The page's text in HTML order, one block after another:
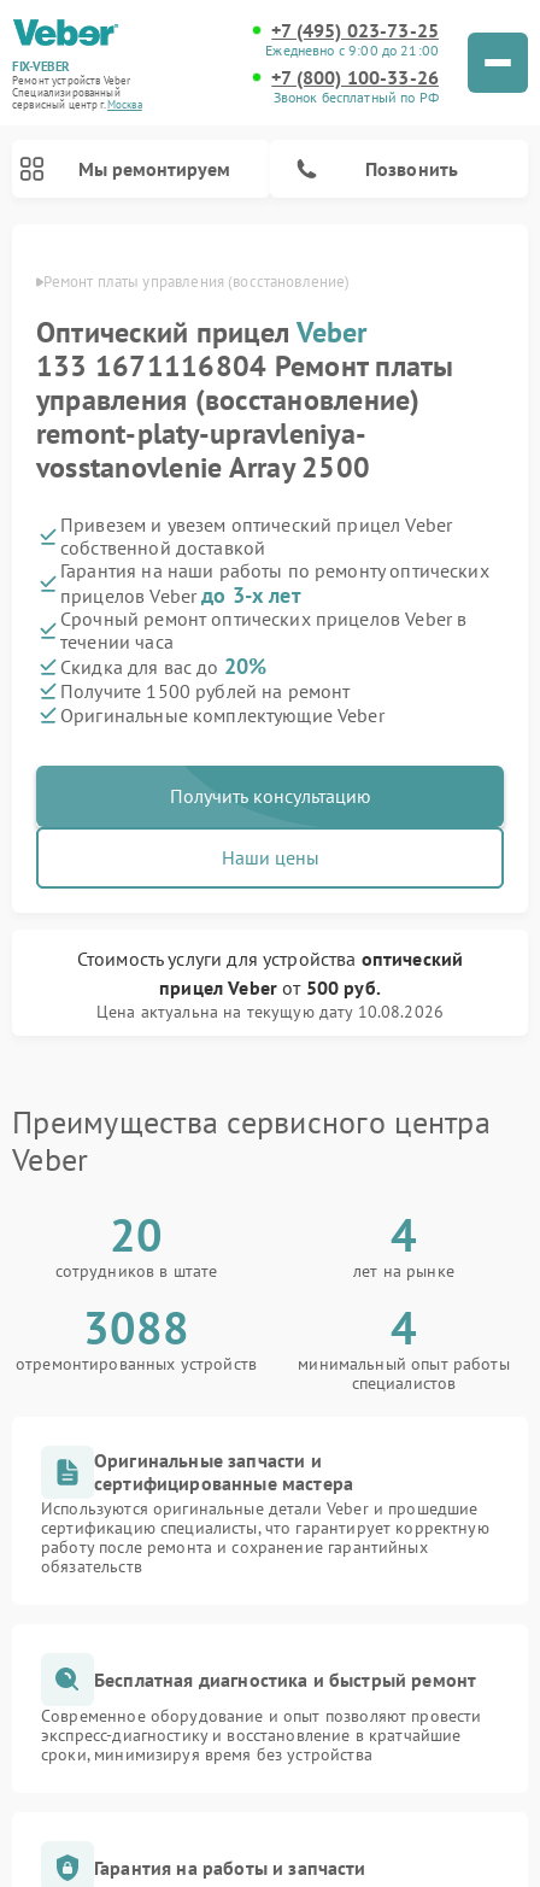
FIX-VEBER
Ремонт устройств Veber
Специализированный
cервисный центр г.Москва
+7 (495) 023-73-25
Ежедневно с 9:00 до 21:00
+7 (800) 100-33-26
Звонок бесплатный по РФ
Мы ремонтируем Позвонить
Ремонт платы управления (восстановление)
Оптический прицелVeber
133 1671116804 Ремонт платы
управления (восстановление)
remont-platy-upravleniya-
vosstanovlenie Array 2500
Привезем и увезем оптический прицел Veber
собственной доставкой
Гарантия на наши работы по ремонту оптических
прицелов Veberдо 3-х лет
Срочный ремонт оптических прицелов Veber в
течении часа
Скидка для вас до 20%
Получите 1500 рублей на ремонт
Оригинальные комплектующие Veber
Получить консультацию
Наши цены
Стоимость услугидля устройства оптический
прицел Veber от 500 руб.
Цена актуальна на текущую дату 10.08.2026
Преимущества сервисного центра
Veber
20
сотрудников в штате
4
лет на рынке
3088
отремонтированных устройств
4
минимальный опыт работы
специалистов
Оригинальные запчасти и
сертифицированные мастера
Используются оригинальные детали Veber и прошедшие
сертификацию специалисты, что гарантирует корректную
работу после ремонта и сохранение гарантийных
обязательств
Бесплатная диагностика и быстрый ремонт
Современное оборудование и опыт позволяют провести
экспресс-диагностику и восстановление в кратчайшие
сроки, минимизируя время без устройства
Гарантия на работы и запчасти